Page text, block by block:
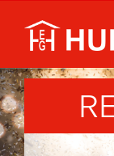
Inhalt
springen